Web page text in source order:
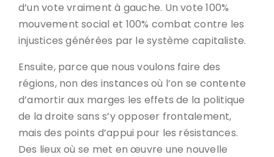
d’un vote vraiment à gauche. Un vote 100%
mouvement social et 100% combat contre les
injustices générées par le système capitaliste.
Ensuite, parce que nous voulons faire des
régions, non des instances où l’on se contente
d’amortir aux marges les effets de la politique
de la droite sans s’y opposer frontalement,
mais des points d’appui pour les résistances.
Des lieux où se met en œuvre une nouvelle